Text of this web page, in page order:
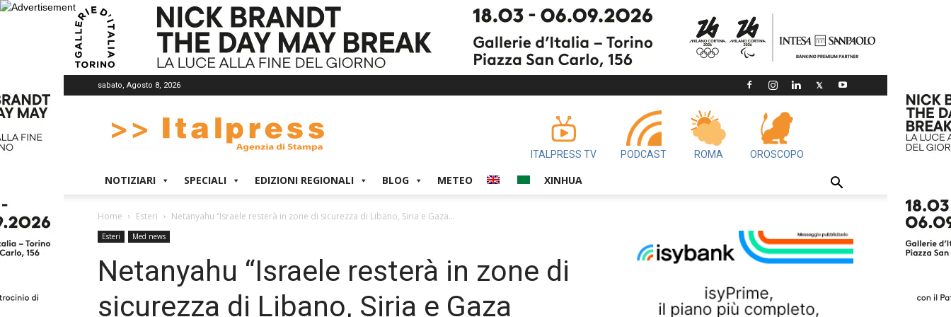
sabato, Agosto 8, 2026
ITALPRESS TV PODCAST ROMA OROSCOPO
NOTIZIARI SPECIALI EDIZIONI REGIONALI BLOG METEO XINHUA
Home Esteri Netanyahu “Israele resterà in zone di sicurezza di Libano, Siria e Gaza...
Esteri Med news
Netanyahu “Israele resterà in zone di
sicurezza di Libano, Siria e Gaza